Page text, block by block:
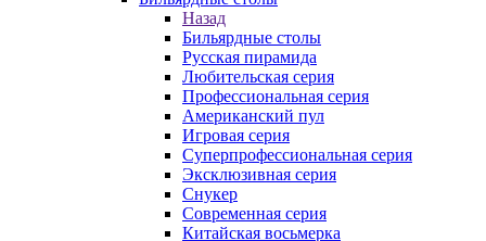
Назад
Бильярдные столы
Русская пирамида
Любительская серия
Профессиональная серия
Американский пул
Игровая серия
Суперпрофессиональная серия
Эксклюзивная серия
Снукер
Современная серия
Китайская восьмерка